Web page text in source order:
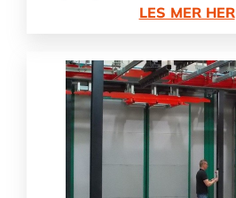
LES MER HER